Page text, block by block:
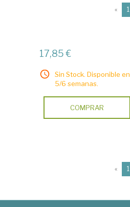
« 1
17,85 €
Sin Stock. Disponible en
5/6 semanas.
COMPRAR
« 1